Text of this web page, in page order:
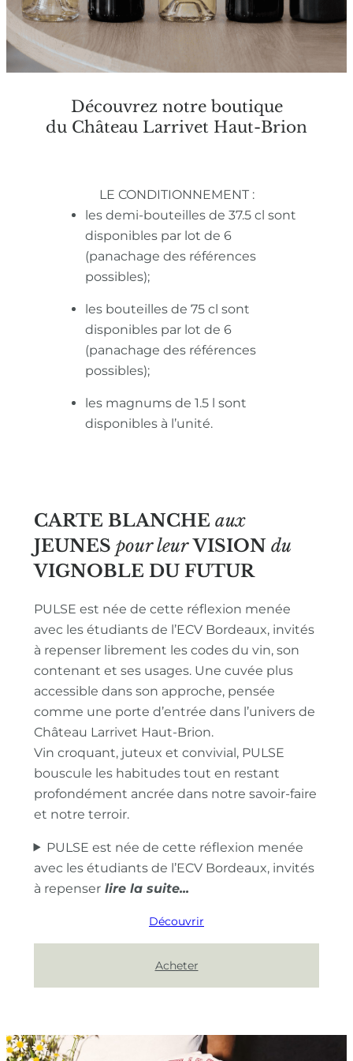
Découvrez notre boutique
du Château Larrivet Haut-Brion
LE CONDITIONNEMENT :
les demi-bouteilles de 37.5 cl sont
disponibles par lot de 6
(panachage des références
possibles);
les bouteilles de 75 cl sont
disponibles par lot de 6
(panachage des références
possibles);
les magnums de 1.5 l sont
disponibles à l’unité.
CARTE BLANCHE aux
JEUNES pour leur VISION du
VIGNOBLE DU FUTUR
PULSE est née de cette réflexion menée
avec les étudiants de l’ECV Bordeaux, invités
à repenser librement les codes du vin, son
contenant et ses usages. Une cuvée plus
accessible dans son approche, pensée
comme une porte d’entrée dans l’univers de
Château Larrivet Haut-Brion.
Vin croquant, juteux et convivial, PULSE
bouscule les habitudes tout en restant
profondément ancrée dans notre savoir-faire
et notre terroir.
PULSE est née de cette réflexion menée
avec les étudiants de l’ECV Bordeaux, invités
à repenser
Découvrir
Acheter